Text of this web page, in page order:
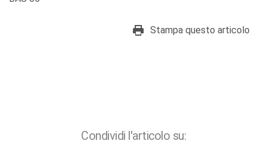
Stampa questo articolo
Condividi l'articolo su: